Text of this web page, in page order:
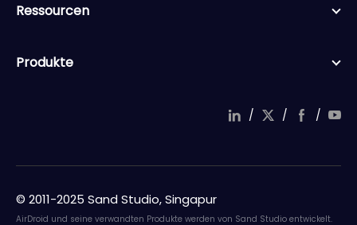
Ressourcen
Produkte
/ / /
© 2011-2025 Sand Studio, Singapur
AirDroid und seine verwandten Produkte werden von Sand Studio entwickelt.